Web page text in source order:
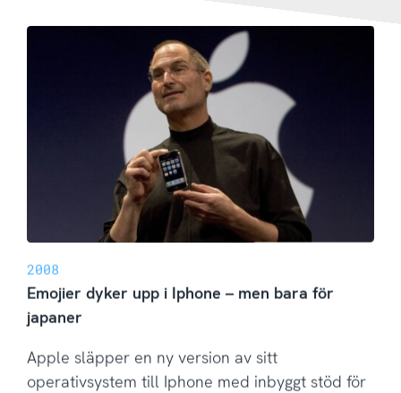
2008
Emojier dyker upp i Iphone – men bara för
japaner
Apple släpper en ny version av sitt
operativsystem till Iphone med inbyggt stöd för